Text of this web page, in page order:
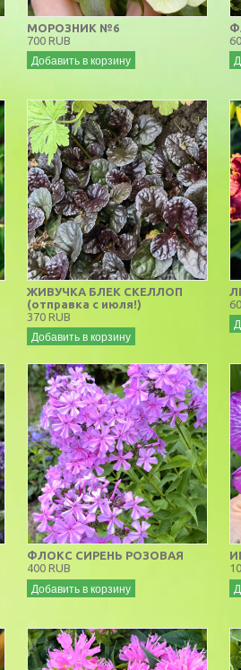
МОРОЗНИК №6
700 RUB
Добавить в корзину
ЖИВУЧКА БЛЕК СКЕЛЛОП
(отправка с июля!)
370 RUB
Добавить в корзину
ФЛОКС СИРЕНЬ РОЗОВАЯ
400 RUB
Добавить в корзину